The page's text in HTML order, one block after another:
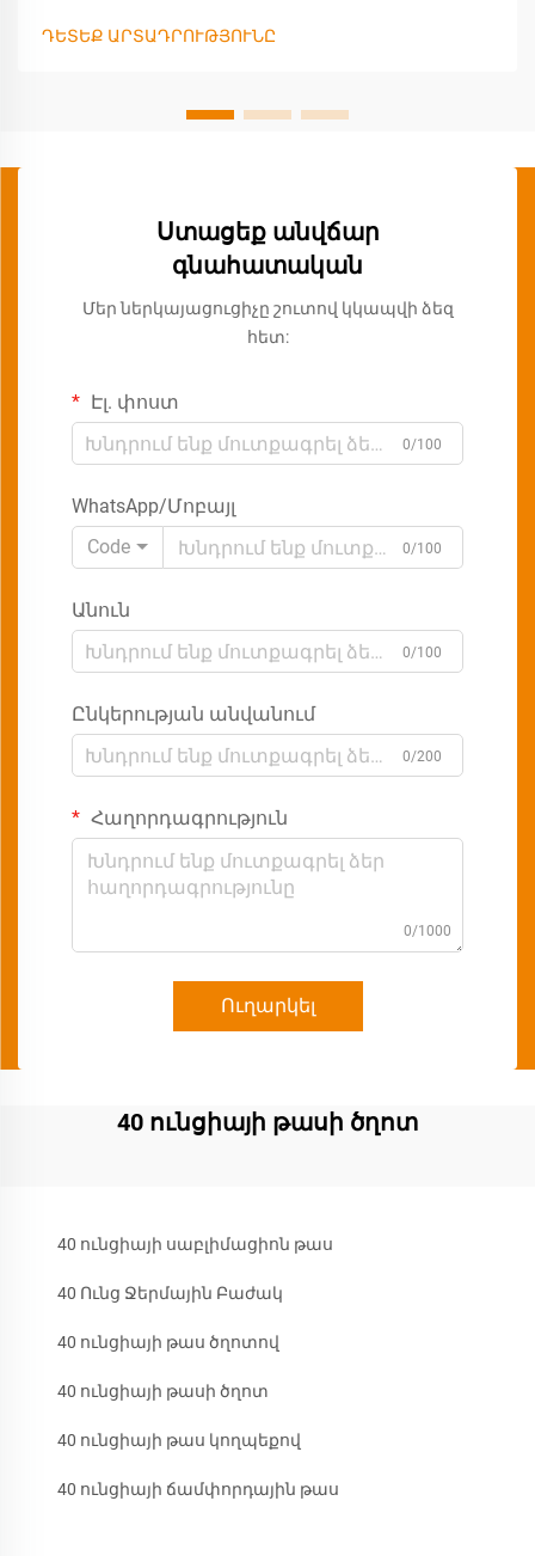
ԴԵՏԵՔ ԱՐՏԱԴՐՈՒԹՅՈՒՆԸ
Ստացեք անվճար
գնահատական
Մեր ներկայացուցիչը շուտով կկապվի ձեզ
հետ:
Էլ. փոստ
0/100
WhatsApp/Մոբայլ
Code
0/100
Անուն
0/100
Ընկերության անվանում
0/200
Հաղորդագրություն
0/1000
Ուղարկել
40 ունցիայի թասի ծղոտ
40 ունցիայի սաբլիմացիոն թաս
40 Ունց Ջերմային Բաժակ
40 ունցիայի թաս ծղոտով
40 ունցիայի թասի ծղոտ
40 ունցիայի թաս կողպեքով
40 ունցիայի ճամփորդային թաս